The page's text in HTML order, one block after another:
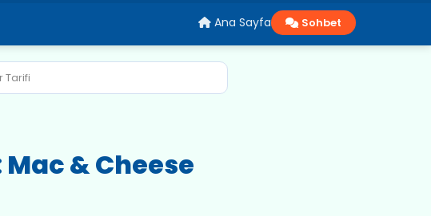
Ana Sayfa Sohbet
Tarifi
& Cheese